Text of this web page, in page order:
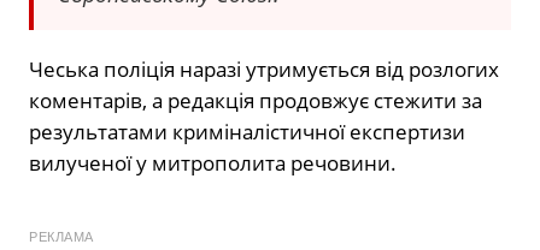
Чеська поліція наразі утримується від розлогих
коментарів, а редакція продовжує стежити за
результатами криміналістичної експертизи
вилученої у митрополита речовини.
РЕКЛАМА